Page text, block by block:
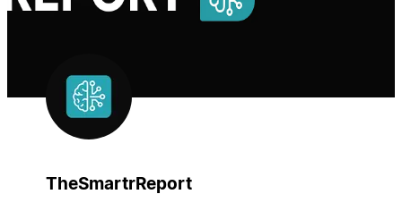
TheSmartrReport